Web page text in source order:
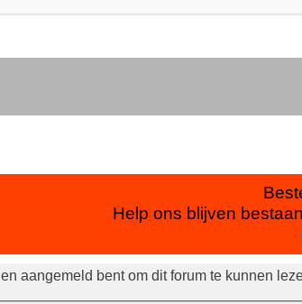
Help ons blijven
aangemeld bent om dit forum te kunnen